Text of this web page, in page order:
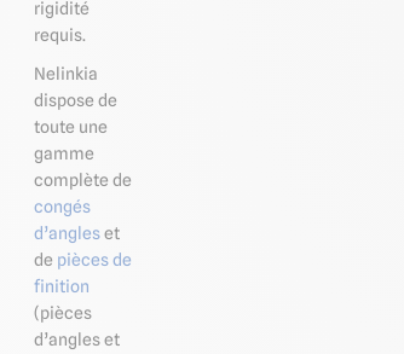
rigidité
requis.
Nelinkia
dispose de
toute une
gamme
complète de
congés
d’angleset
de pièces de
finition
(pièces
d’angles et